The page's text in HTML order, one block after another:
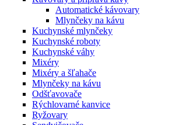
Automatické kávovary
Mlynčeky na kávu
Kuchynské mlynčeky
Kuchynské roboty
Kuchynské váhy
Mixéry
Mixéry a šľahače
Mlynčeky na kávu
Odšťavovače
Rýchlovarné kanvice
Ryžovary